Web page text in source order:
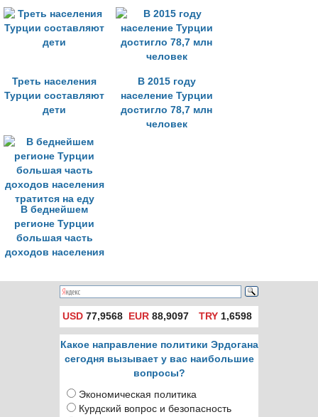
Треть населения
Турции составляют
дети
В 2015 году
население Турции
достигло 78,7 млн
человек
В беднейшем
регионе Турции
большая часть
доходов населения
USD 77,9568 EUR 88,9097 TRY1,6598
Какое направление политики Эрдогана
сегодня вызывает у вас наибольшие
вопросы?
Экономическая политика
Курдский вопрос и безопасность